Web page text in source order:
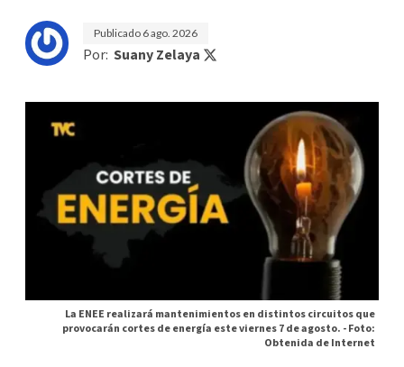
Publicado 6 ago. 2026
Por: Suany Zelaya
La ENEE realizará mantenimientos en distintos circuitos que
provocarán cortes de energía este viernes 7 de agosto. -Foto:
Obtenida de Internet